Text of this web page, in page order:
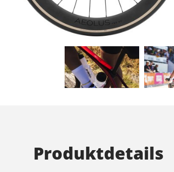
Produktdetails